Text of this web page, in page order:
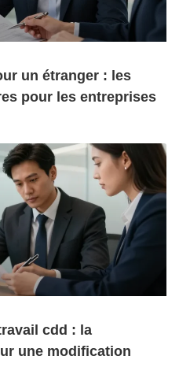
un étranger : les
pour les entreprises
cdd : la
une modification